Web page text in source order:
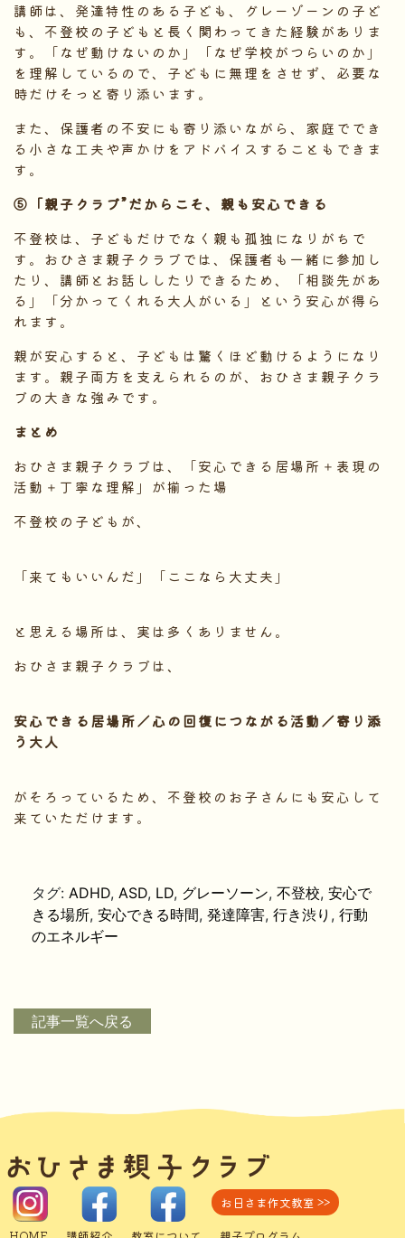
講師は、発達特性のある子ども、グレーゾーンの子ど
も、不登校の子どもと長く関わってきた経験がありま
す。「なぜ動けないのか」「なぜ学校がつらいのか」
を理解しているので、子どもに無理をさせず、必要な
時だけそっと寄り添います。
また、保護者の不安にも寄り添いながら、家庭ででき
る小さな工夫や声かけをアドバイスすることもできま
す。
⑤「親子クラブ”だからこそ、親も安心できる
不登校は、子どもだけでなく親も孤独になりがちで
す。おひさま親子クラブでは、保護者も一緒に参加し
たり、講師とお話ししたりできるため、「相談先があ
る」「分かってくれる大人がいる」という安心が得ら
れます。
親が安心すると、子どもは驚くほど動けるようになり
ます。親子両方を支えられるのが、おひさま親子クラ
ブの大きな強みです。
まとめ
おひさま親子クラブは、「安心できる居場所＋表現の
活動＋丁寧な理解」が揃った場
不登校の子どもが、
「来てもいいんだ」「ここなら大丈夫」
と思える場所は、実は多くありません。
おひさま親子クラブは、
安心できる居場所／心の回復につながる活動／寄り添
う大人
がそろっているため、不登校のお子さんにも安心して
来ていただけます。
タグ: ADHD, ASD, LD, グレーソーン, 不登校, 安心で
きる場所, 安心できる時間, 発達障害, 行き渋り , 行動
のエネルギー
記事一覧へ戻る
お日さま作文教室 >>